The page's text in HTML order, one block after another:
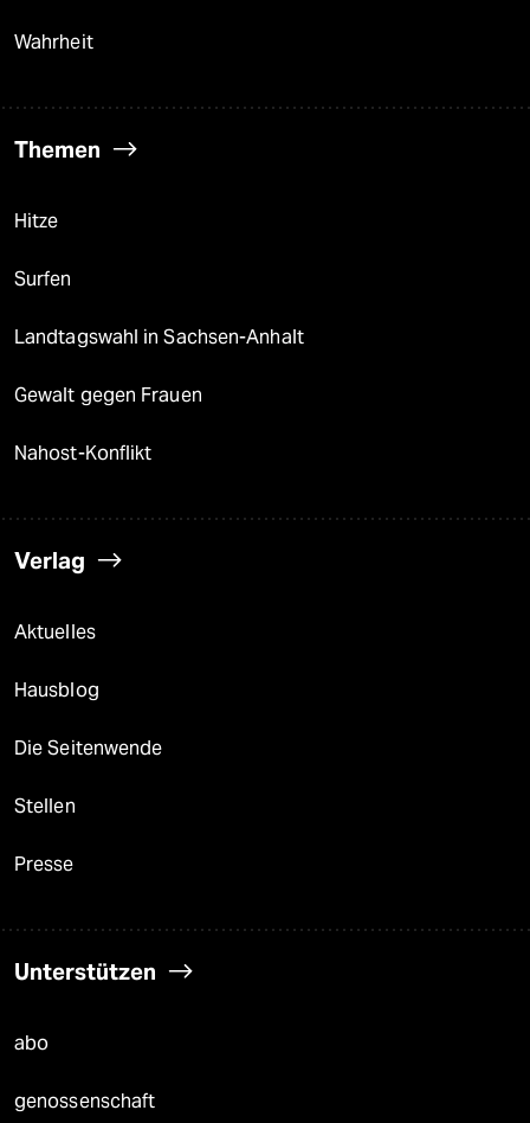
Wahrheit
Themen
Hitze
Surfen
Landtagswahl in Sachsen-Anhalt
Gewalt gegen Frauen
Nahost-Konflikt
Verlag
Aktuelles
Hausblog
Die Seitenwende
Stellen
Presse
Unterstützen
abo
genossenschaft